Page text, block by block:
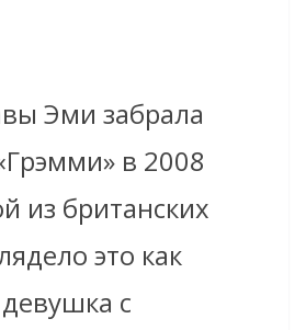
Эми забрала
в 2008
из британских
это как
с